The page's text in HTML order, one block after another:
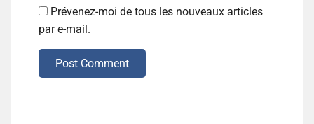
Prévenez-moi de tous les nouveaux articles
par e-mail.
Post Comment